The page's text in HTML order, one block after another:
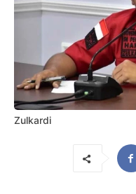
Zulkardi